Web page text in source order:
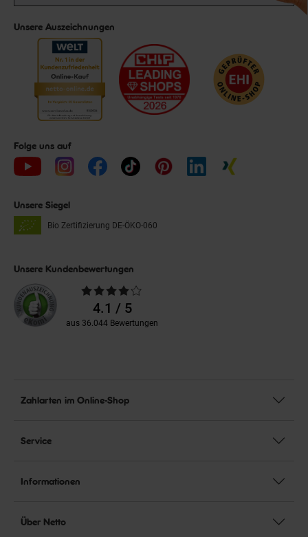
Unsere Auszeichnungen
Folge uns auf
Unsere Siegel
Bio Zertifizierung DE-ÖKO-060
Unsere Kundenbewertungen
Durchschnittliche
Bewertungen4.1 / 5
aus 36.044 Bewertungen
Zahlarten im Online-Shop
Service
Informationen
Über Netto